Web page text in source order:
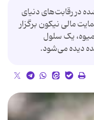
در رقابت‌های دنیای
مالی نیکون برگزار
یک سلول
دیده می‌شود.